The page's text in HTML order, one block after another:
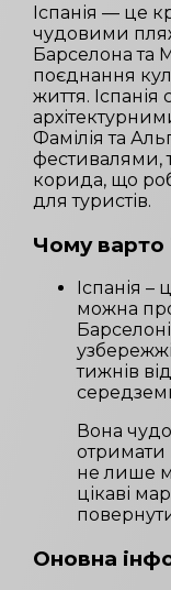
Іспанія — це
чудовими
Барселона та
поєднання
життя. Іспанія
Фамілія та
фестивалями,
корида, що
для туристів.
Чому варто
Іспанія –
можна
тижнів
Вона
отримати
не лише
цікаві
Оновна